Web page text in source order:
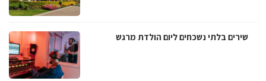
שירים בלתי נשכחים ליום הולדת מרגש